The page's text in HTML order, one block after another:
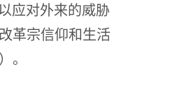
应对外来的威胁
革宗信仰和生活
。